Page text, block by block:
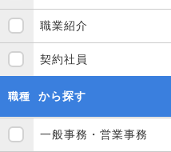
職業紹介
契約社員
職種 から探す
一般事務・営業事務